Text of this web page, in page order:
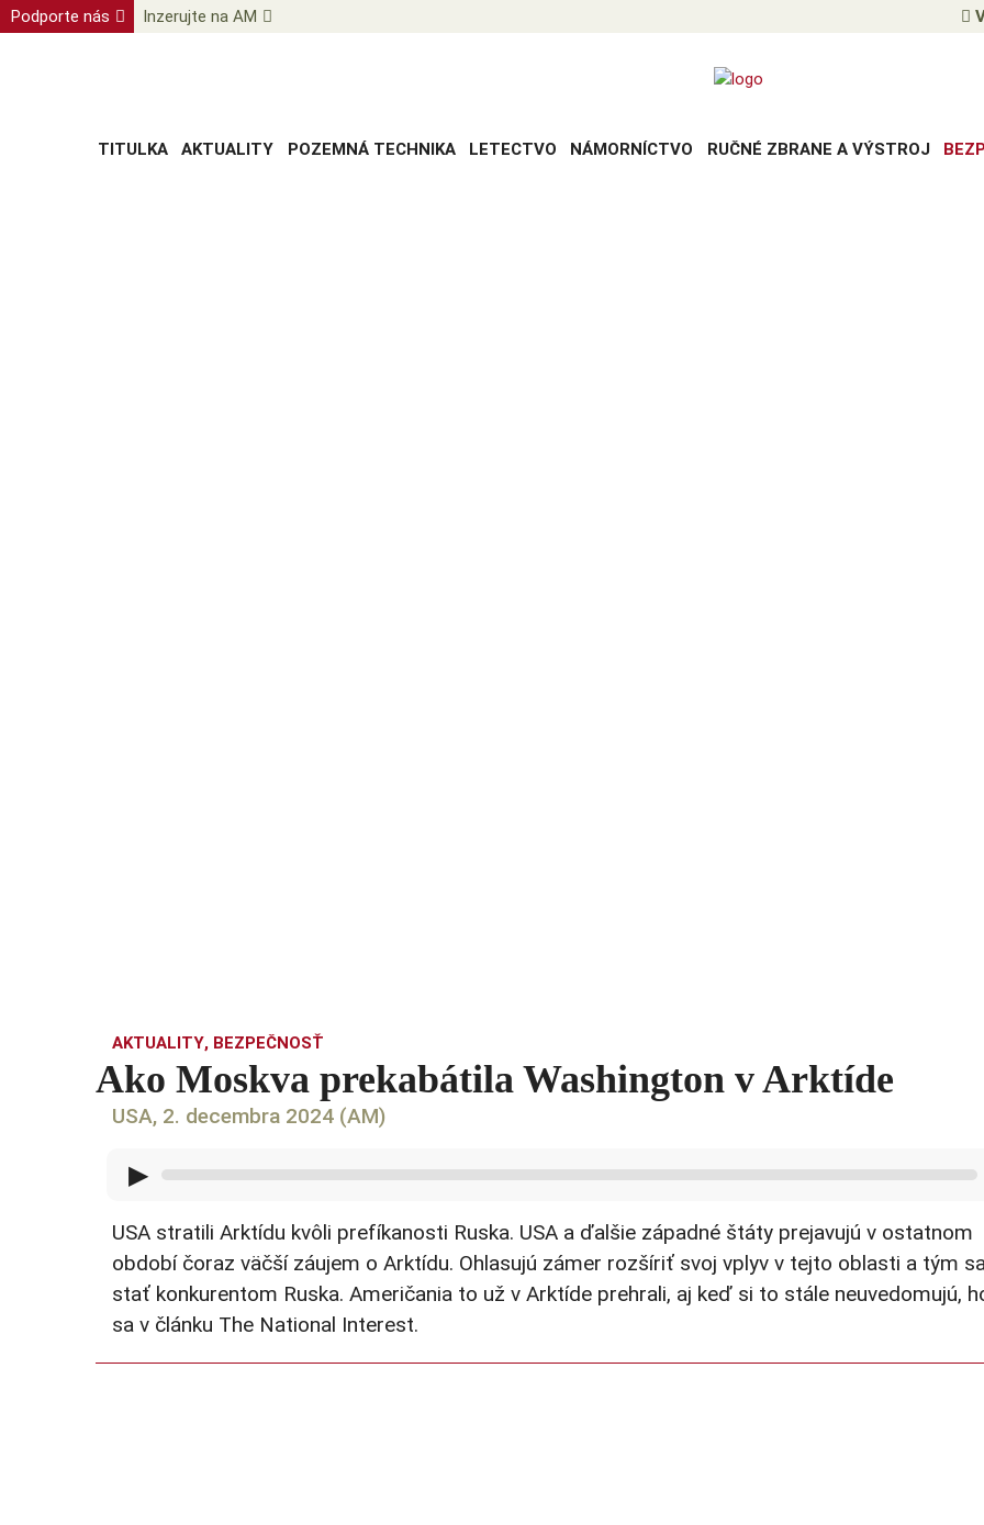
Podporte nás Inzerujte na AM
TITULKA AKTUALITY POZEMNÁ TECHNIKA LETECTVO NÁMORNÍCTVO RUČNÉ ZBRANE A VÝSTROJ
AKTUALITY, BEZPEČNOSŤ
Ako Moskva prekabátila Washington v Arktíde
USA, 2. decembra 2024 (AM)
▶
USA stratili Arktídu kvôli prefíkanosti Ruska. USA a ďalšie západné štáty prejavujú v ostatnom
období čoraz väčší záujem o Arktídu. Ohlasujú zámer rozšíriť svoj vplyv v tejto oblasti a tým
stať konkurentom Ruska. Američania to už v Arktíde prehrali, aj keď si to stále neuvedomujú,
sa v článku The National Interest.